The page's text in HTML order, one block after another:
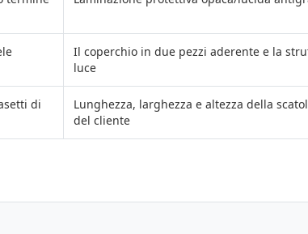
Il coperchio in due pezzi aderente e la
luce
di
Lunghezza, larghezza e altezza della
del cliente